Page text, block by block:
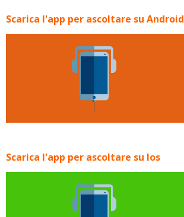
Scarica l'app per ascoltare su Android
Scarica l'app per ascoltare su Ios